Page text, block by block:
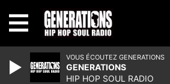
VOUS ÉCOUTEZ GENERATIONS
GENERATIONS
HIP HOP SOUL RADIO